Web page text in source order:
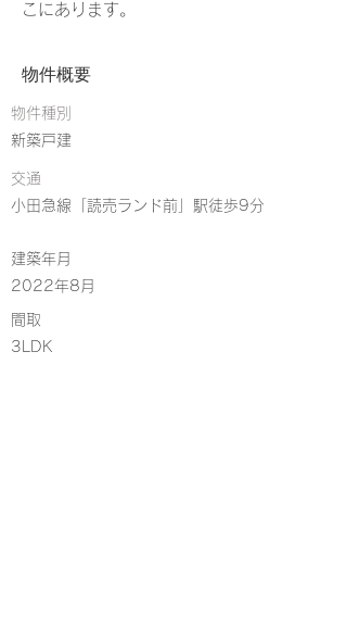
こにあります。
物件概要
物件種別
新築戸建
交通
小田急線「読売ランド前」駅徒歩9分
建築年月
2022年8月
​間取
3LDK